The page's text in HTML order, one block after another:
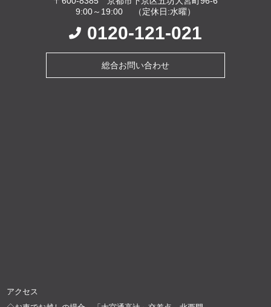
9:00～19:00 （定休日:水曜）
0120-121-021
総合お問い合わせ
アクセス